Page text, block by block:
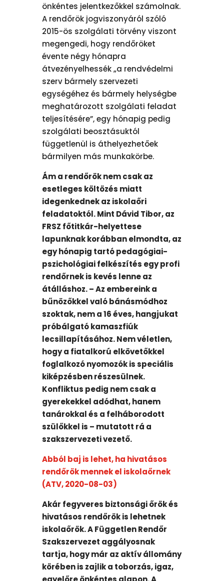
önkéntes jelentkezőkkel számolnak.
A rendőrök jogviszonyáról szóló
2015-ös szolgálati törvény viszont
megengedi, hogy rendőröket
évente négy hónapra
átvezényelhessék „a rendvédelmi
szerv bármely szervezeti
egységéhez és bármely helységbe
meghatározott szolgálati feladat
teljesítésére”, egy hónapig pedig
szolgálati beosztásuktól
függetlenül is áthelyezhetőek
bármilyen más munkakörbe.
Ám a rendőrök nem csak az
esetleges költözés miatt
idegenkednek az iskolaőri
feladatoktól. Mint Dávid Tibor, az
FRSZ főtitkár-helyettese
lapunknak korábban elmondta, az
egy hónapig tartó pedagógiai-
pszichológiai felkészítés egy profi
rendőrnek is kevés lenne az
átálláshoz. – Az embereink a
bűnözőkkel való bánásmódhoz
szoktak, nem a 16 éves, hangjukat
próbálgató kamaszfiúk
lecsillapításához. Nem véletlen,
hogy a fiatalkorú elkövetőkkel
foglalkozó nyomozók is speciális
kiképzésben részesülnek.
Konfliktus pedig nem csak a
gyerekekkel adódhat, hanem
tanárokkal és a felháborodott
szülőkkel is – mutatott rá a
szakszervezeti vezető.
Abból baj is lehet, ha hivatásos
rendőrök mennek el iskolaőrnek
(ATV, 2020-08-03)
Akár fegyveres biztonsági őrök és
hivatásos rendőrök is lehetnek
iskolaőrök. A Független Rendőr
Szakszervezet aggályosnak
tartja, hogy már az aktív állomány
körében is zajlik a toborzás, igaz,